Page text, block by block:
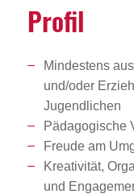
Profil
Mindestens
und/oder
Jugendlichen
Pädagogische
Freude am
Kreativität,
und